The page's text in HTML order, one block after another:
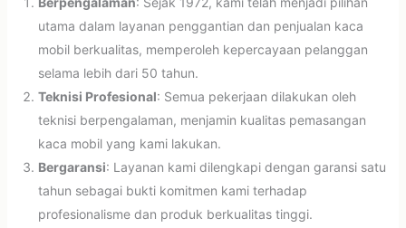
utama dalam layanan penggantian dan penjualan kaca
mobil berkualitas, memperoleh kepercayaan pelanggan
selama lebih dari 50 tahun.
Teknisi Profesional: Semua pekerjaan dilakukan oleh
teknisi berpengalaman, menjamin kualitas pemasangan
kaca mobil yang kami lakukan.
Bergaransi: Layanan kami dilengkapi dengan garansi satu
tahun sebagai bukti komitmen kami terhadap
profesionalisme dan produk berkualitas tinggi.